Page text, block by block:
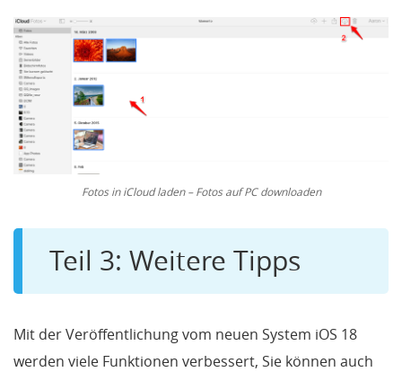
Fotos in iCloud laden – Fotos auf PC downloaden
Teil 3: Weitere Tipps
Mit der Veröffentlichung vom neuen System iOS 18
werden viele Funktionen verbessert, Sie können auch